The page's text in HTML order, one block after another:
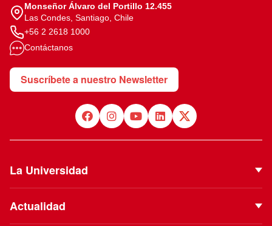
Monseñor Álvaro del Portillo 12.455
Las Condes, Santiago, Chile
+56 2 2618 1000
Contáctanos
Suscríbete a nuestro Newsletter
La Universidad
Actualidad